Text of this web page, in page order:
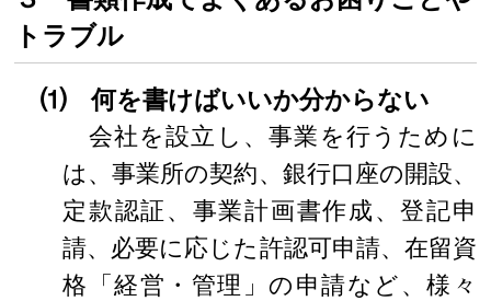
トラブル
⑴ 何を書けばいいか分からない
会社を設立し、事業を行うために
は、事業所の契約、銀行口座の開設、
定款認証、事業計画書作成、登記申
請、必要に応じた許認可申請、在留資
格「経営・管理」の申請など、様々